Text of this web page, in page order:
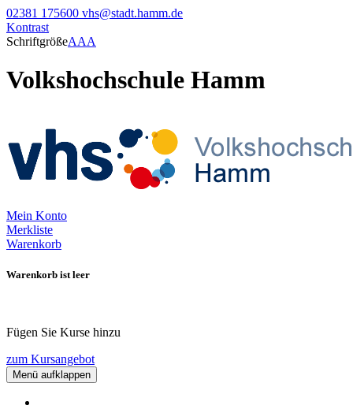
02381 175600 vhs@stadt.hamm.de
Kontrast
SchriftgrößeAAA
Volkshochschule Hamm
Mein Konto
Merkliste
Warenkorb
Warenkorb ist leer
Fügen Sie Kurse hinzu
zum Kursangebot
Menü aufklappen